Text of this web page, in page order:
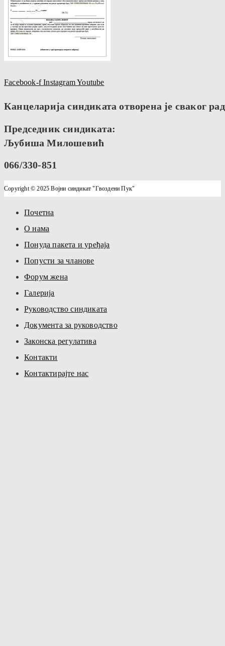
Facebook-f InstagramYoutube
Канцеларија синдиката отворена је сваког
Председник синдиката:
Љубиша Милошевић
066/330-851
Copyright © 2025 Војни синдикат "Гвоздени Пук"
Почетна
О нама
Понуда пакета и уређаја
Попусти за чланове
Форум жена
Галерија
Руководство синдиката
Документа за руководство
Законска регулатива
Контакти
Контактирајте нас